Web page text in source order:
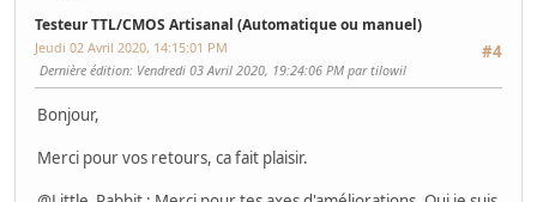
Magaming room, mastorage room
Testeur TTL/CMOS Artisanal (Automatique ou manuel)
#4
Jeudi 02 Avril 2020, 14:15:01 PM
Dernière édition: Vendredi 03 Avril 2020, 19:24:06 PM par tilowil
Bonjour,
Merci pour vos retours, ca fait plaisir.